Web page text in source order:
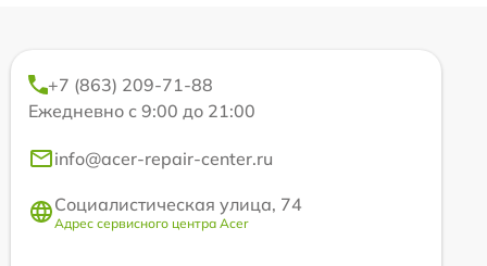
+7 (863) 209-71-88
Ежедневно с 9:00 до 21:00
info@acer-repair-center.ru
Социалистическая улица, 74
Адрес сервисного центра Acer